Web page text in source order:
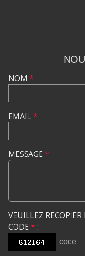
NOM *
EMAIL*
MESSAGE *
VEUILLEZ RECOPIER
CODE * :